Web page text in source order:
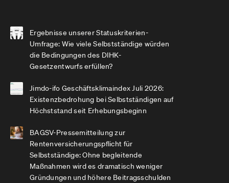
Ergebnisse unserer Statuskriterien-
Umfrage: Wie viele Selbstständige würden
die Bedingungen des DIHK-
Gesetzentwurfs erfüllen?
Jimdo-ifo Geschäftsklimaindex Juli 2026:
Existenzbedrohung bei Selbstständigen auf
Höchststand seit Erhebungsbeginn
BAGSV-Pressemitteilung zur
Rentenversicherungspflicht für
Selbstständige: Ohne begleitende
Maßnahmen wird es dramatisch weniger
Gründungen und höhere Beitragsschulden